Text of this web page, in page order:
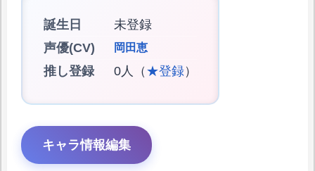
誕生日
未登録
声優(CV)
岡田恵
推し登録 0人（ ★登録）
キャラ情報編集